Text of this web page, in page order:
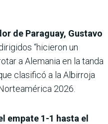
de Paraguay, Gustavo
“hicieron un
a Alemania en la tanda
clasificó a la Albirroja
2026.
empate 1-1 hasta el